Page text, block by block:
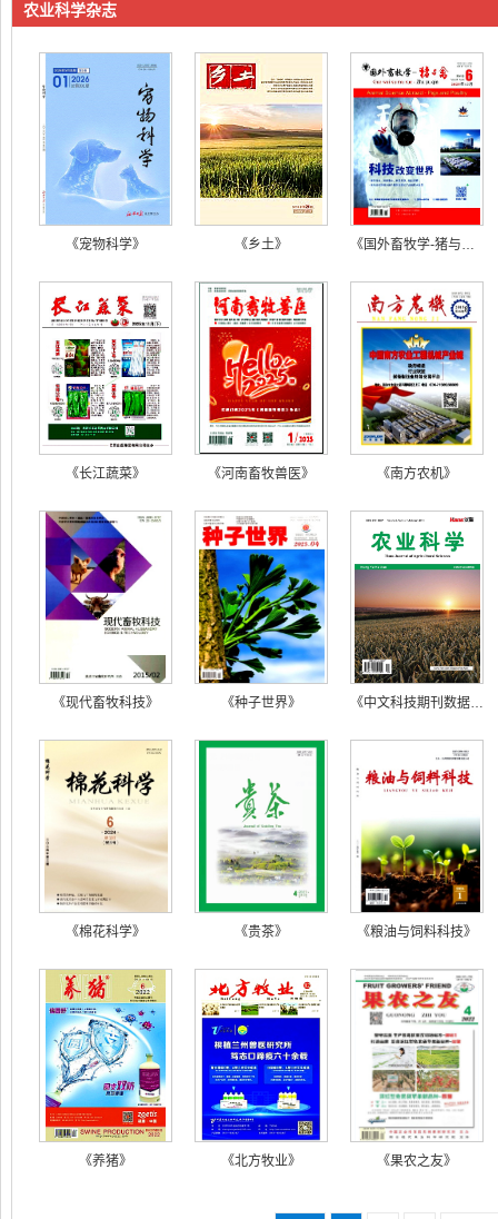
《东方养生》 《今日财富》 《今日健康》 《商
农业科学杂志
《宠物科学》 《乡土》 《国外畜牧学-猪与禽》
《长江蔬菜》 《河南畜牧兽医》 《南方农机》
《现代畜牧科技》 《种子世界》 《中文科技期刊数据库：农业科学》
《棉花科学》 《贵茶》 《粮油与饲料科技》
《养猪》 《北方牧业》 《果农之友》